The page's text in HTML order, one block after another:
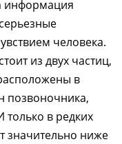
информация
человека.
из двух частиц,
в
позвоночника,
в редких
значительно ниже